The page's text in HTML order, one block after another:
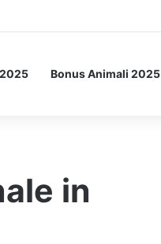
Bonus Animali 2025
in